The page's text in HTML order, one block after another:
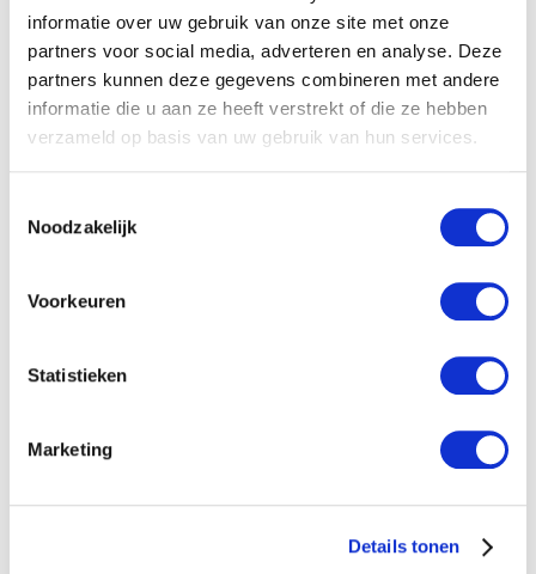
informatie over uw gebruik van onze site met onze
partners voor social media, adverteren en analyse. Deze
partners kunnen deze gegevens combineren met andere
informatie die u aan ze heeft verstrekt of die ze hebben
verzameld op basis van uw gebruik van hun services.
Noodzakelijk
Voorkeuren
Statistieken
Marketing
Details tonen